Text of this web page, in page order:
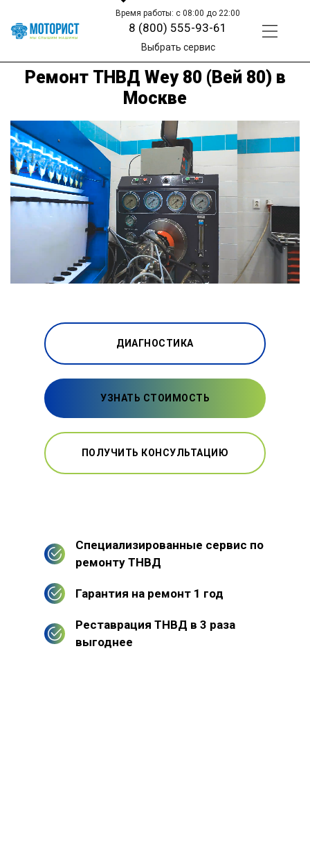
Время работы: с 08:00 до 22:00
8 (800) 555-93-61
Выбрать сервис
Ремонт ТНВД Wey 80 (Вей 80) в
Москве
ДИАГНОСТИКА
УЗНАТЬ СТОИМОСТЬ
ПОЛУЧИТЬ КОНСУЛЬТАЦИЮ
Специализированные сервис по
ремонту ТНВД
Гарантия на ремонт 1 год
Реставрация ТНВД в 3 раза
выгоднее